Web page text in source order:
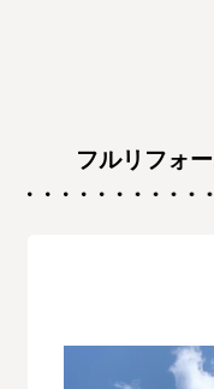
フルリフォ